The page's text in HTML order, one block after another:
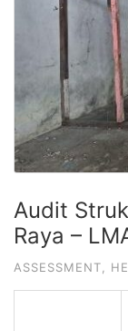
Audit
Raya –
ASSESSMENT